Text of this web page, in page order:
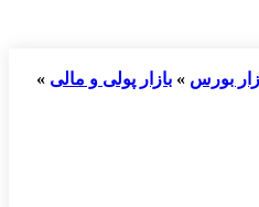
بورس » بازار پولی و مالی »